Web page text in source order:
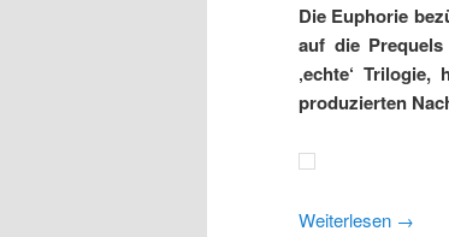
Die Euphorie
auf die
‚echte‘
produzierten
Weiterlesen →